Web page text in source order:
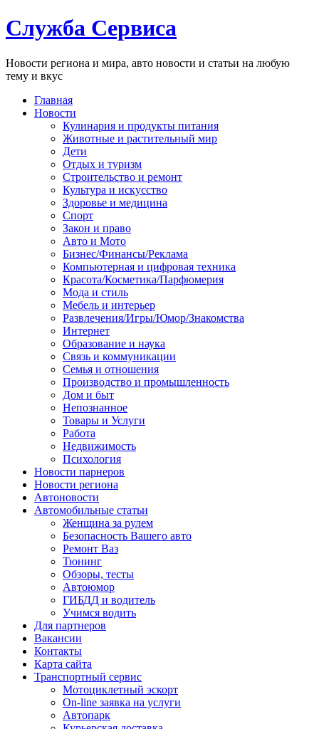
Служба Сервиса
Новости региона и мира, авто новости и статьи на любую
тему и вкус
Главная
Новости
Кулинария и продукты питания
Животные и растительный мир
Дети
Отдых и туризм
Строительство и ремонт
Культура и искусство
Здоровье и медицина
Спорт
Закон и право
Авто и Мото
Бизнес/Финансы/Реклама
Компьютерная и цифровая техника
Красота/Косметика/Парфюмерия
Мода и стиль
Мебель и интерьер
Развлечения/Игры/Юмор/Знакомства
Интернет
Образование и наука
Связь и коммуникации
Семья и отношения
Производство и промышленность
Дом и быт
Непознанное
Товары и Услуги
Работа
Недвижимость
Психология
Новости парнеров
Новости региона
Автоновости
Автомобильные статьи
Женщина за рулем
Безопасность Вашего авто
Ремонт Ваз
Тюнинг
Обзоры, тесты
Автоюмор
ГИБДД и водитель
Учимся водить
Для партнеров
Вакансии
Контакты
Карта сайта
Транспортный сервис
Мотоциклетный эскорт
On-line заявка на услуги
Автопарк